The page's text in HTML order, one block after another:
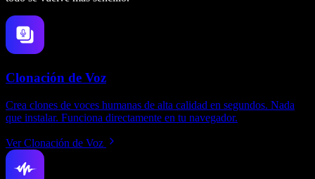
Clonación de Voz
Crea clones de voces humanas de alta calidad en segundos. Nada
que instalar. Funciona directamente en tu navegador.
Ver Clonación de Voz